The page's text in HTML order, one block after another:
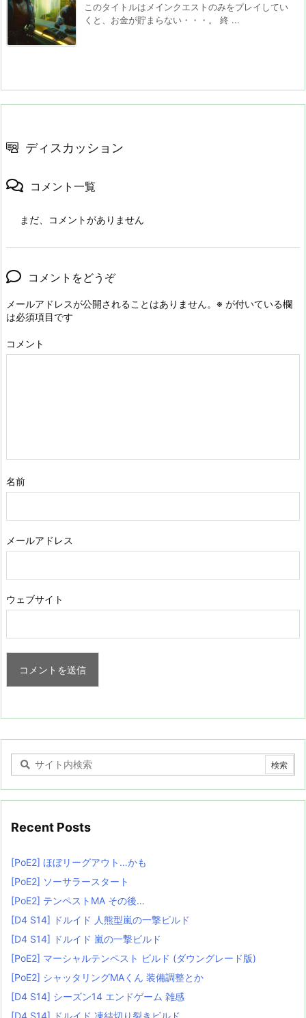
このタイトルはメインクエストのみをプレイしてい
くと、お金が貯まらない・・・。 終 ...
ディスカッション
コメント一覧
まだ、コメントがありません
コメントをどうぞ
メールアドレスが公開されることはありません。 ※ が付いている欄
は必須項目です
コメント
名前
メールアドレス
ウェブサイト
Recent Posts
[PoE2] ほぼリーグアウト…かも
[PoE2] ソーサラースタート
[PoE2] テンペストMA その後…
[D4 S14] ドルイド 人熊型嵐の一撃ビルド
[D4 S14] ドルイド 嵐の一撃ビルド
[PoE2] マーシャルテンペスト ビルド (ダウングレード版)
[PoE2] シャッタリングMAくん 装備調整とか
[D4 S14] シーズン14 エンドゲーム 雑感
[D4 S14] ドルイド 凍結切り裂きビルド